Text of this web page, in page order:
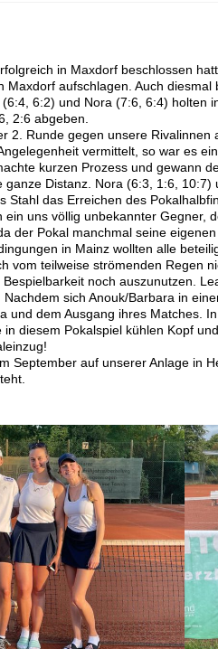
in Maxdorf beschlossen
Maxdorf aufschlagen. Auch
6:2) und Nora (7:6, 6:4) holten
2:6 abgeben.
2. Runde gegen unsere
vermittelt, so war es
kurzen Prozess und gewann
ganze Distanz. Nora (6:3, 1:6,
Stahl das Erreichen des
uns völlig unbekannter Gegner,
der Pokal manchmal seine
in Mainz wollten alle
vom teilweise strömenden Regen
noch auszunutzen.
sich Anouk/Barbara in
und dem Ausgang ihres Matches.
diesem Pokalspiel kühlen Kopf
September auf unserer Anlage in